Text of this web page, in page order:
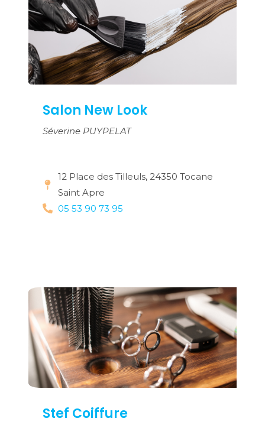
Salon New Look
Séverine PUYPELAT
12 Place des Tilleuls, 24350 Tocane
Saint Apre
05 53 90 73 95
Stef Coiffure